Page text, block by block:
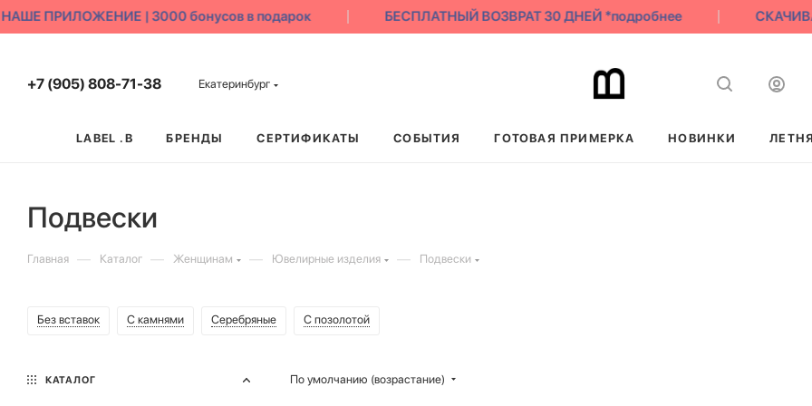
ПРИЛОЖЕНИЕ | 3000 бонусов в подарок БЕСПЛАТНЫЙ ВОЗВРАТ 30 ДНЕЙ *подробнее
+7 (905) 808-71-38 Екатеринбург
LABEL .B БРЕНДЫ СЕРТИФИКАТЫ СОБЫТИЯ ГОТОВАЯ ПРИМЕРКА НОВИНКИ
Подвески
Главная — Каталог — Женщинам — Ювелирные изделия — Подвески
Без вставок С камнями Серебряные С позолотой
По умолчанию (возрастание)
КАТАЛОГ